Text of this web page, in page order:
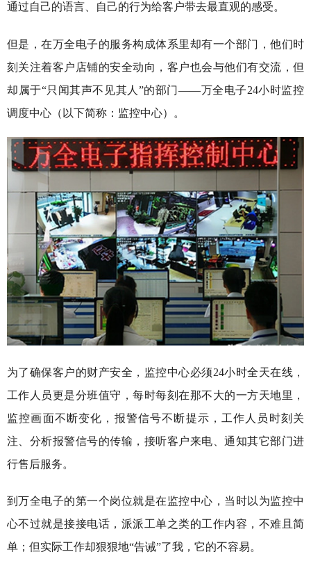
通过自己的语言、自己的行为给客户带去最直观的感受。
但是，在万全电子的服务构成体系里却有一个部门，他们时
刻关注着客户店铺的安全动向，客户也会与他们有交流，但
却属于“只闻其声不见其人”的部门——万全电子24小时监控
调度中心（以下简称：监控中心）。
为了确保客户的财产安全，监控中心必须24小时全天在线，
工作人员更是分班值守，每时每刻在那不大的一方天地里，
监控画面不断变化，报警信号不断提示，工作人员时刻关
注、分析报警信号的传输，接听客户来电、通知其它部门进
行售后服务。
到万全电子的第一个岗位就是在监控中心，当时以为监控中
心不过就是接接电话，派派工单之类的工作内容，不难且简
单；但实际工作却狠狠地“告诫”了我，它的不容易。